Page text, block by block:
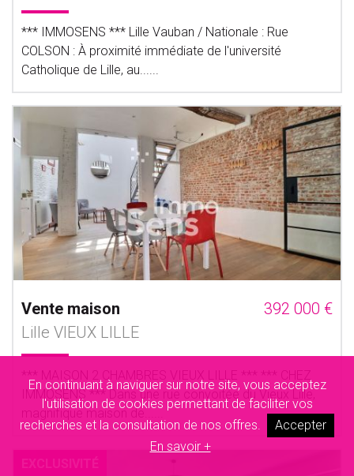
En continuant à naviguer sur notre site, vous acceptez
l'utilisation de cookies permettant de faciliter vos
recherches et la consultation de nos offres.
Accepter
En savoir +
*** IMMOSENS *** Lille Vauban / Nationale : Rue
COLSON : À proximité immédiate de l'université
Catholique de Lille, au......
Vente maison
392 000 €
Lille VIEUX LILLE
*** MAISON 2 CHAMBRES VIEUX LILLE *** *** CHEZ
IMMOSENS *** Dans une rue convoitée du Vieux Lille,
magnifique maison de......